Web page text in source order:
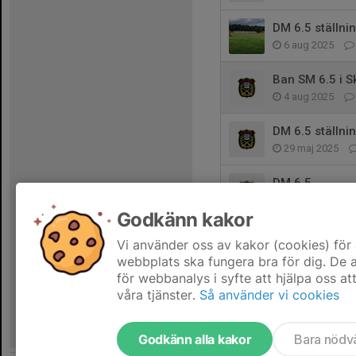
DM 6.5
6 aug 2025
Ban SM 6.5 i
4 aug 2025
DM 6.5
29 maj 2025
DM 6.5
15 apr 2025
Godkänn kakor
Vi använder oss av kakor (cookies)
webbplats ska fungera bra för dig. De
för webbanalys i syfte att hjälpa oss
våra tjänster. Så använder vi cookies
Godkänn alla kakor Bara